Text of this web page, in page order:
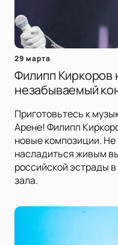
29 марта
Филипп Киркоров
незабываемый
Приготовьтесь к
Арене! Филипп
новые композиции.
насладиться живым
российской эстрады
зала.